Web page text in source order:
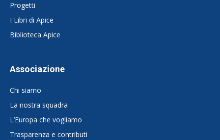
Progetti
I Libri di Apice
Biblioteca Apice
Associazione
Chi siamo
La nostra squadra
L’Europa che vogliamo
Trasparenza e contributi